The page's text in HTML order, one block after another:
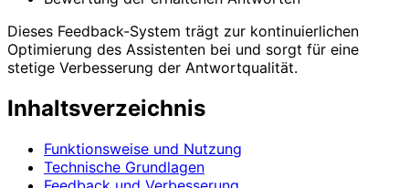
Dieses Feedback-System trägt zur kontinuierlichen
Optimierung des Assistenten bei und sorgt für eine
stetige Verbesserung der Antwortqualität.
Inhaltsverzeichnis
Funktionsweise und Nutzung
Technische Grundlagen